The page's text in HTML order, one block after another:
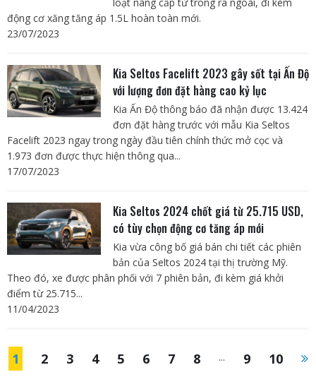
động cơ xăng tăng áp 1.5L hoàn toàn mới.
23/07/2023
Kia Seltos Facelift 2023 gây sốt tại Ấn Độ
với lượng đơn đặt hàng cao kỷ lục
Kia Ấn Độ thông báo đã nhận được 13.424
đơn đặt hàng trước với mẫu Kia Seltos
Facelift 2023 ngay trong ngày đầu tiên chính thức mở cọc và
1.973 đơn được thực hiện thông qua...
17/07/2023
Kia Seltos 2024 chốt giá từ 25.715 USD,
có tùy chọn động cơ tăng áp mới
Kia vừa công bố giá bán chi tiết các phiên
bản của Seltos 2024 tại thị trường Mỹ.
Theo đó, xe được phân phối với 7 phiên bản, đi kèm giá khởi
điểm từ 25.715...
11/04/2023
1 2 3 4 5 6 7 8 ... 9 10